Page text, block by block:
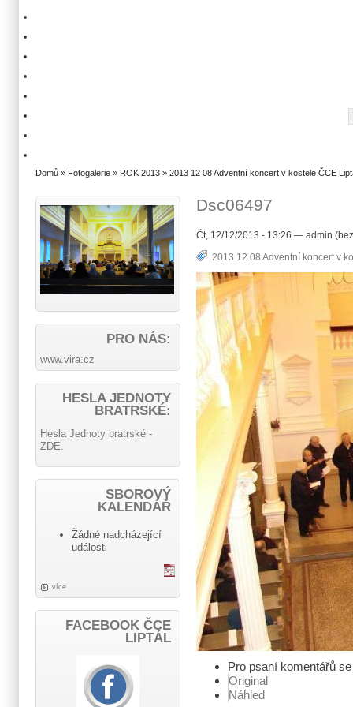
Domů » Fotogalerie » ROK 2013 » 2013 12 08 Adventní koncert v kostele ČCE
Dsc06497
Čt, 12/12/2013 - 13:26 — admin
2013 12 08 Adventní koncert v
Pro psaní komentářů
Original
Náhled
PRO NÁS:
www.vira.cz
HESLA JEDNOTY
BRATRSKÉ:
Hesla Jednoty bratrské -
ZDE.
SBOROVÝ
KALENDÁŘ
Žádné nadcházející
události
více
FACEBOOK ČCE
LIPTÁL